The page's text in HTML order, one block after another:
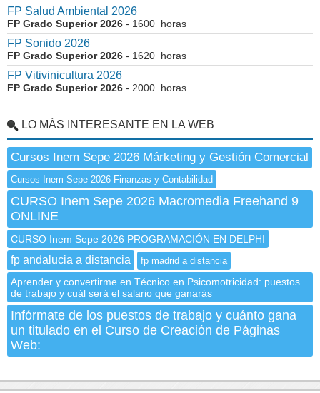
FP Salud Ambiental 2026
FP Grado Superior 2026 - 1600 horas
FP Sonido 2026
FP Grado Superior 2026 - 1620 horas
FP Vitivinicultura 2026
FP Grado Superior 2026 - 2000 horas
LO MÁS INTERESANTE EN LA WEB
Cursos Inem Sepe 2026 Márketing y Gestión Comercial
Cursos Inem Sepe 2026 Finanzas y Contabilidad
CURSO Inem Sepe 2026 Macromedia Freehand 9
ONLINE
CURSO Inem Sepe 2026 PROGRAMACIÓN EN DELPHI
fp andalucia a distancia fp madrid a distancia
Aprender y convertirme en Técnico en Psicomotricidad: puestos
de trabajo y cuál será el salario que ganarás
Infórmate de los puestos de trabajo y cuánto gana
un titulado en el Curso de Creación de Páginas
Web: